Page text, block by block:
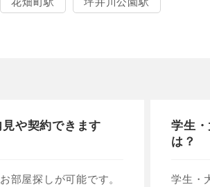
や契約できます
部屋探しが可能です。
学生
は？
学生・